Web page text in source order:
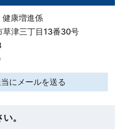
康増進係
津三丁目13番30号
にメールを送る
。